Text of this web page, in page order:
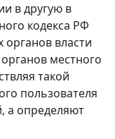
в другую в
кодекса РФ
органов власти
местного
такой
пользователя
а определяют